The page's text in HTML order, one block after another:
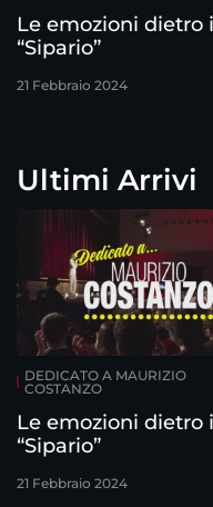
Le emozioni dietro
“Sipario”
21 Febbraio 2024
Ultimi Arrivi
DEDICATO A MAURIZIO
COSTANZO
Le emozioni dietro
“Sipario”
21 Febbraio 2024